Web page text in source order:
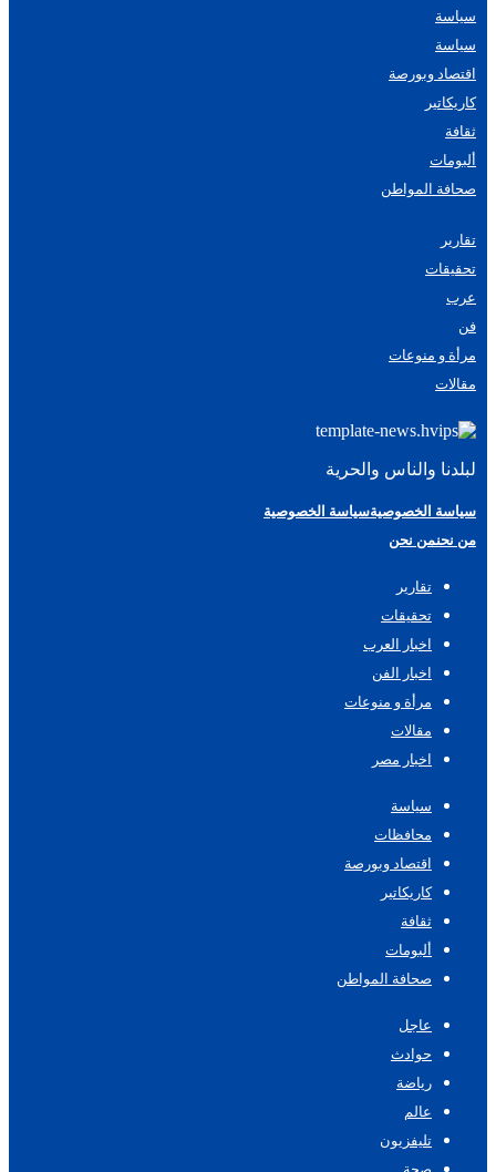
سياسة
سياسة
اقتصاد وبورصة
كاريكاتير
ثقافة
ألبومات
صحافة المواطن
تقارير
تحقيقات
عرب
فن
مرأة و منوعات
مقالات
لبلدنا والناس والحرية
سياسة الخصوصيةسياسة الخصوصية
من نحنمن نحن
تقارير
تحقيقات
اخبار العرب
اخبار الفن
مرأة و منوعات
مقالات
اخبار مصر
سياسة
محافظات
اقتصاد وبورصة
كاريكاتير
ثقافة
ألبومات
صحافة المواطن
عاجل
حوادث
رياضة
عالم
تليفزيون